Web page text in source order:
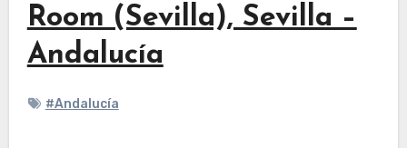
Room (Sevilla), Sevilla –
Andalucía
#Andalucía